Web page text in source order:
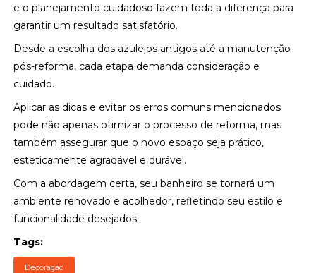
e o planejamento cuidadoso fazem toda a diferença para
garantir um resultado satisfatório.
Desde a escolha dos azulejos antigos até a manutenção
pós-reforma, cada etapa demanda consideração e
cuidado.
Aplicar as dicas e evitar os erros comuns mencionados
pode não apenas otimizar o processo de reforma, mas
também assegurar que o novo espaço seja prático,
esteticamente agradável e durável.
Com a abordagem certa, seu banheiro se tornará um
ambiente renovado e acolhedor, refletindo seu estilo e
funcionalidade desejados.
Tags:
Decoração